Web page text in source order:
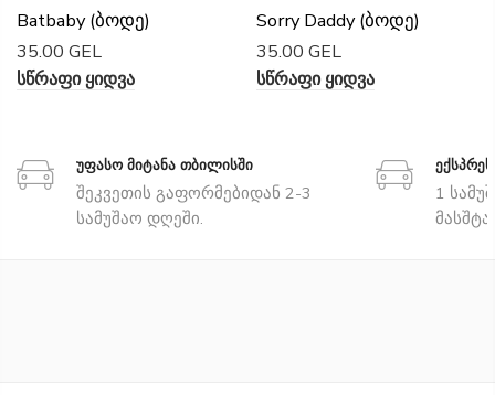
Batbaby (ბოდე)
35.00 GEL
Სწრაფი Ყიდვა
Sorry Daddy (ბოდე)
35.00 GEL
Სწრაფი Ყიდვა
უფასო მიტანა თბილისში
შეკვეთის გაფორმებიდან 2-3
სამუშაო დღეში.
1